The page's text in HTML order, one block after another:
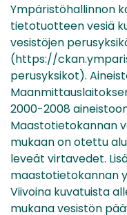
Ympäristöhallinnon
tietotuotteen vesiä
vesistöjen
(https://
perusyksikot).
2000-2008
Maastotietokannan
mukaan on otettu
leveät virtavedet.
maastotietokannan
Viivoina kuvatuista
mukana vesistön